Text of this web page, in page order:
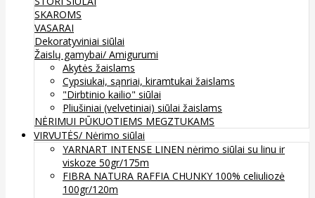
SKAROMS
VASARAI
Dekoratyviniai siūlai
Žaislų gamybai/ Amigurumi
Akytės žaislams
Cypsiukai, sąnriai, kiramtukai žaislams
"Dirbtinio kailio" siūlai
Pliušiniai (velvetiniai) siūlai žaislams
NĖRIMUI PŪKUOTIEMS MEGZTUKAMS
VIRVUTĖS/ Nėrimo siūlai
YARNART INTENSE LINEN nėrimo siūlai su linu ir
viskoze 50gr/175m
FIBRA NATURA RAFFIA CHUNKY 100% celiuliozė
100gr/120m